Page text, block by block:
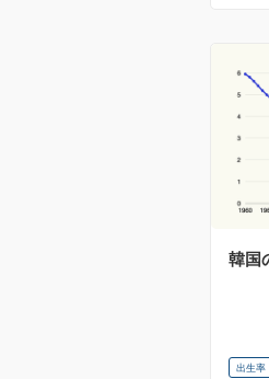
韓国
出生率